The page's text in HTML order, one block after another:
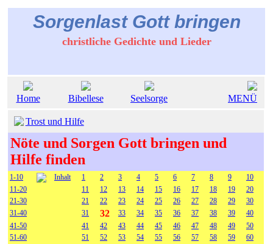
Sorgenlast Gott bringen
christliche Gedichte und Lieder
Home Bibellese Seelsorge MENÜ
Trost und Hilfe
Nöte und Sorgen Gott bringen und
Hilfe finden
1-10 Inhalt 1 2 3 4 5 6 7 8 9
10
11-20
11 12 13 14 15 16 17 18 19
20
21-30
21 22 23 24 25 26 27 28 29
30
31-40
31 32 33 34 35 36 37 38 39
40
41-50
41 42 43 44 45 46 47 48 49
50
51-60
51 52 53 54 55 56 57 58 59
60